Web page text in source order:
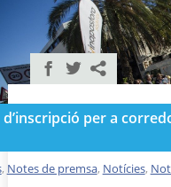
Instal·lacions
Comunicació
València en esport
Portal de Transparència
Reserves
per a
, Notes de premsa, Notícies,